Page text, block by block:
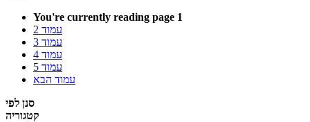
You're currently reading page 1
עמוד 2
עמוד 3
עמוד 4
עמוד 5
עמוד הבא
סנן לפי
קטגוריה